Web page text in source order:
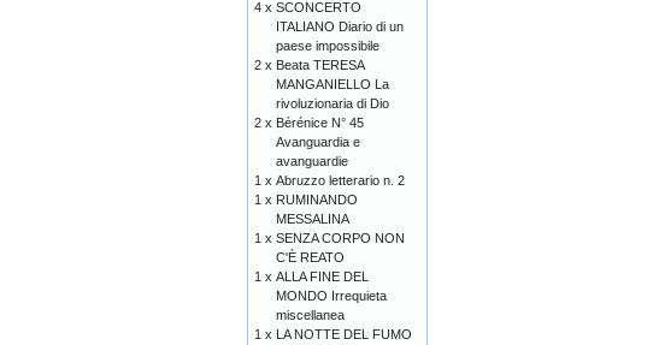
4 x SCONCERTO
ITALIANO Diario di un
paese impossibile
2 x Beata TERESA
MANGANIELLO La
rivoluzionaria di Dio
2 x Bérénice N° 45
Avanguardia e
avanguardie
1 x Abruzzo letterario n. 2
1 x RUMINANDO
MESSALINA
1 x SENZA CORPO NON
C'È REATO
1 x ALLA FINE DEL
MONDO Irrequieta
miscellanea
1 x LA NOTTE DEL FUMO